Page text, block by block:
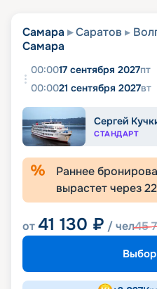
Самара Саратов
Самара
00:0017 сентября 2027пт
00:0021 сентября 2027вт
Сергей
СТАНДАРТ
Раннее
вырастет через22
от41 130 ₽ / чел45